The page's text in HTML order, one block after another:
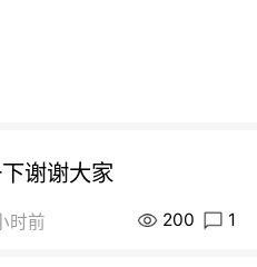
谢谢大家
时前 200 1